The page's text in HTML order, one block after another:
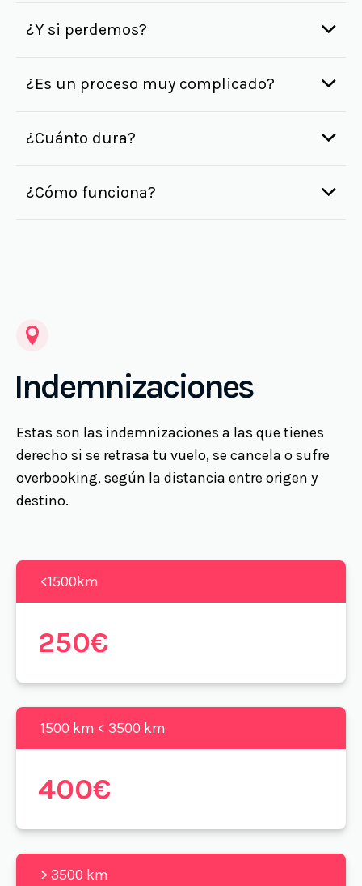
¿Y si perdemos?
¿Es un proceso muy complicado?
¿Cuánto dura?
¿Cómo funciona?
Indemnizaciones
Estas son las indemnizaciones a las que tienes
derecho si se retrasa tu vuelo, se cancela o sufre
overbooking, según la distancia entre origen y
destino.
<1500km
250€
1500 km < 3500 km
400€
> 3500 km